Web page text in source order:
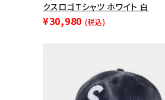
クスロゴTシャツ ホワイト 白
¥30,980 (税込)